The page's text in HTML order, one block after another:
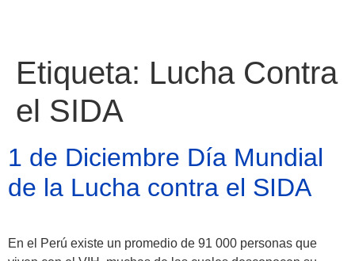
Etiqueta: Lucha Contra
el SIDA
1 de Diciembre Día Mundial
de la Lucha contra el SIDA
En el Perú existe un promedio de 91 000 personas que